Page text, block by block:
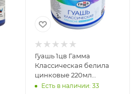
Гуашь 1цв Гамма
Классическая белила
цинковые 220мл
221066222
Есть в наличии: 33